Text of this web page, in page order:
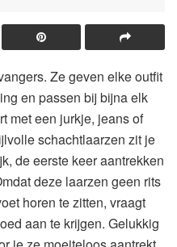
Ze geven elke outfit
en passen bij bijna elk
met een jurkje, jeans of
schachtlaarzen zit je
de eerste keer aantrekken
deze laarzen geen rits
horen te zitten, vraagt
aan te krijgen. Gelukkig